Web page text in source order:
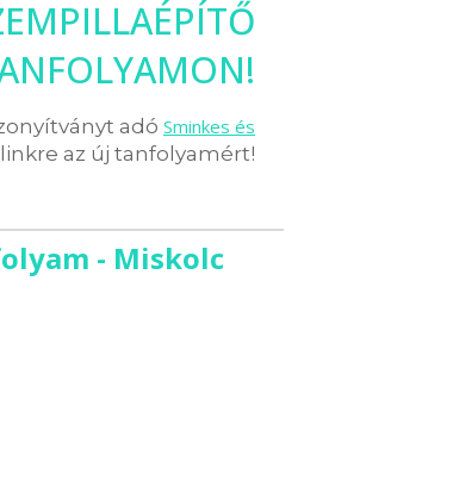
adó Sminkes és
az új tanfolyamért!
- Miskolc